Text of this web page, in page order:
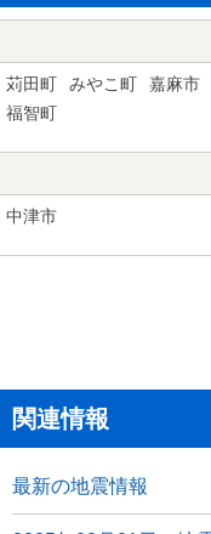
苅田町 みやこ町 嘉麻市
福智町
中津市
関連情報
最新の地震情報